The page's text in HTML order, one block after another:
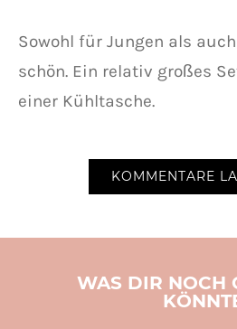
Sowohl für Jungen als
schön. Ein relativ großes
einer Kühltasche.
KOMMENTARE
WAS DIR NOCH